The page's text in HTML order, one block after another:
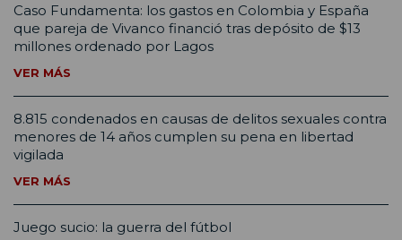
Caso Fundamenta: los gastos en Colombia y España
que pareja de Vivanco financió tras depósito de $13
millones ordenado por Lagos
VER MÁS
8.815 condenados en causas de delitos sexuales contra
menores de 14 años cumplen su pena en libertad
vigilada
VER MÁS
Juego sucio: la guerra del fútbol